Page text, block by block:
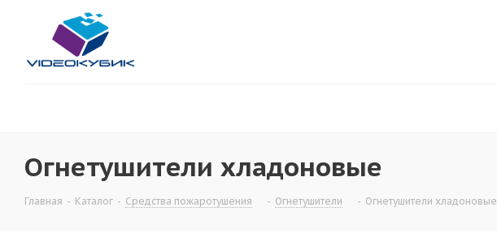
Огнетушители хладоновые
Главная - Каталог - Средства пожаротушения - Огнетушители - Огнетушители хладоновые